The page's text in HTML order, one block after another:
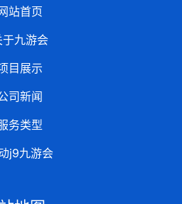
站首页
于九游会
目展示
司新闻
务类型
j9九游会